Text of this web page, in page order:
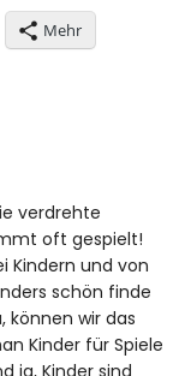
Mehr
verdrehte
oft gespielt!
Kindern und von
schön finde
können wir das
Kinder für Spiele